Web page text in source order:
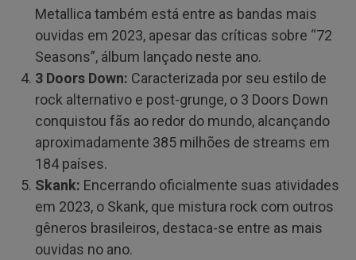
Metallica também está entre as bandas mais
ouvidas em 2023, apesar das críticas sobre “72
Seasons”, álbum lançado neste ano.
3 Doors Down: Caracterizada por seu estilo de
rock alternativo e post-grunge, o 3 Doors Down
conquistou fãs ao redor do mundo, alcançando
aproximadamente 385 milhões de streams em
184 países.
Skank: Encerrando oficialmente suas atividades
em 2023, o Skank, que mistura rock com outros
gêneros brasileiros, destaca-se entre as mais
ouvidas no ano.